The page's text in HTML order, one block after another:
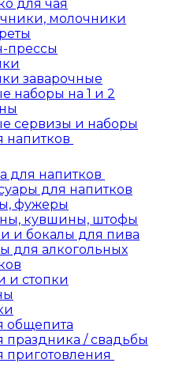
для чая
молочники
прессы
заварочные
наборы на 1 и 2
сервизы и наборы
напитков
для напитков
для напитков
фужеры
кувшины, штофы
и бокалы для пива
для алкогольных
и стопки
общепита
праздника / свадьбы
приготовления